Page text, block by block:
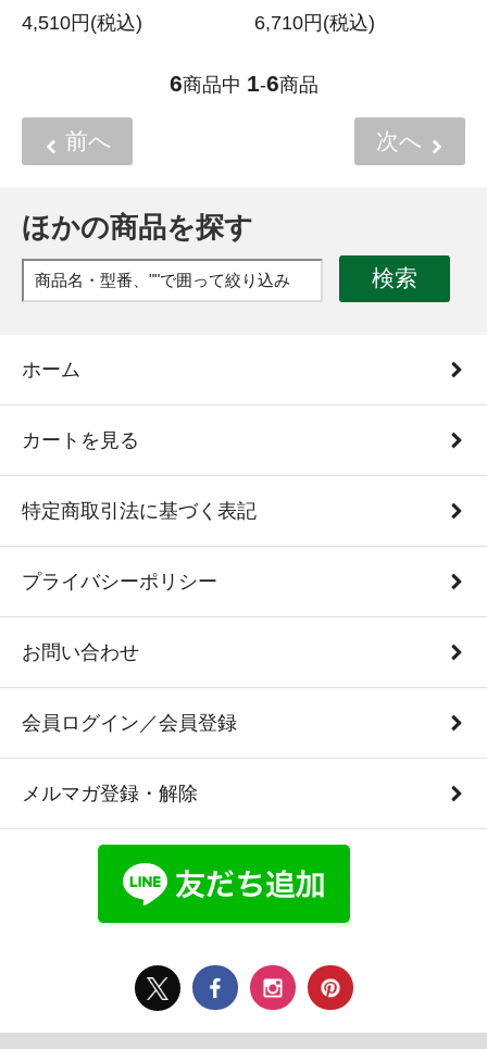
4,510円(税込)
6,710円(税込)
6商品中 1-6商品
前へ 次へ
ほかの商品を探す
検索
ホーム
カートを見る
特定商取引法に基づく表記
プライバシーポリシー
お問い合わせ
会員ログイン／会員登録
メルマガ登録・解除